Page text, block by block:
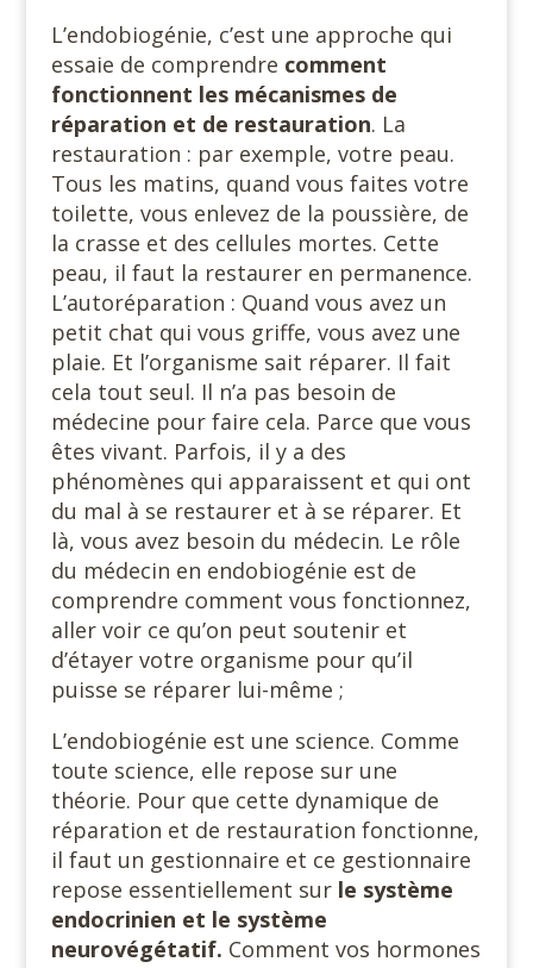
L’endobiogénie, c’est une approche qui
essaie de comprendre comment
fonctionnent les mécanismes de
réparation et de restauration. La
restauration : par exemple, votre peau.
Tous les matins, quand vous faites votre
toilette, vous enlevez de la poussière, de
la crasse et des cellules mortes. Cette
peau, il faut la restaurer en permanence.
L’autoréparation : Quand vous avez un
petit chat qui vous griffe, vous avez une
plaie. Et l’organisme sait réparer. Il fait
cela tout seul. Il n’a pas besoin de
médecine pour faire cela. Parce que vous
êtes vivant. Parfois, il y a des
phénomènes qui apparaissent et qui ont
du mal à se restaurer et à se réparer. Et
là, vous avez besoin du médecin. Le rôle
du médecin en endobiogénie est de
comprendre comment vous fonctionnez,
aller voir ce qu’on peut soutenir et
d’étayer votre organisme pour qu’il
puisse se réparer lui-même ;
L’endobiogénie est une science. Comme
toute science, elle repose sur une
théorie. Pour que cette dynamique de
réparation et de restauration fonctionne,
il faut un gestionnaire et ce gestionnaire
repose essentiellement sur le système
endocrinien et le système
neurovégétatif. Comment vos hormones